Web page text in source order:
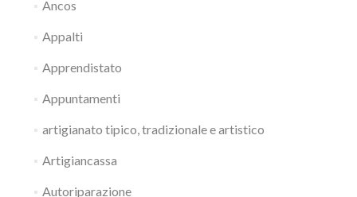
Ancos
Appalti
Apprendistato
Appuntamenti
artigianato tipico, tradizionale e artistico
Artigiancassa
Autoriparazione